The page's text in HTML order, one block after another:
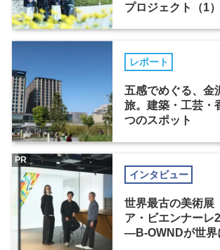
プロジェクト（1）
レポート
五感でめぐる、金
旅。建築・工芸・
つのスポット
インタビュー
世界最古の美術展
ア・ビエンナーレ
―B-OWNDが世界
PR